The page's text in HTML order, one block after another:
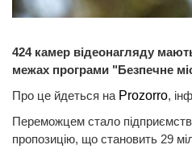
424 камер відеонагляду
межах програми "Безпечне
Про це йдеться на Prozorro,
Переможцем стало
пропозицію, що становить 29